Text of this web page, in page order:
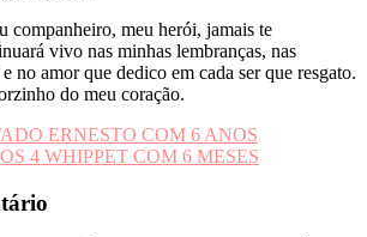
companheiro, meu herói, jamais te
vivo nas minhas lembranças, nas
no amor que dedico em cada ser que resgato.
do meu coração.
ERNESTO COM 6 ANOS
4 WHIPPET COM 6 MESES